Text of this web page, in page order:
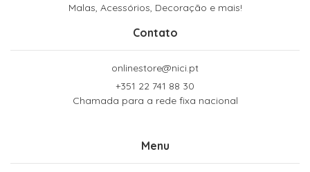
Malas, Acessórios, Decoração e mais!
Contato
onlinestore@nici.pt
+351 22 741 88 30
Chamada para a rede fixa nacional
Menu